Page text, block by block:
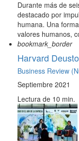
Durante más de
destacado por
humana. Una
valores humanos,
bookmark_border
Harvard Deusto
Business Review
Septiembre 2021
Lectura de 10 min.